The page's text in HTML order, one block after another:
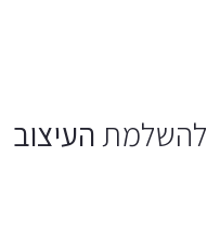
להשלמתהעיצוב